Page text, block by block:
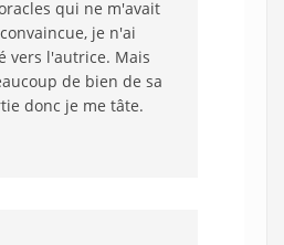
qui ne m'avait
je n'ai
vers l'autrice. Mais
de bien de sa
donc je me tâte.